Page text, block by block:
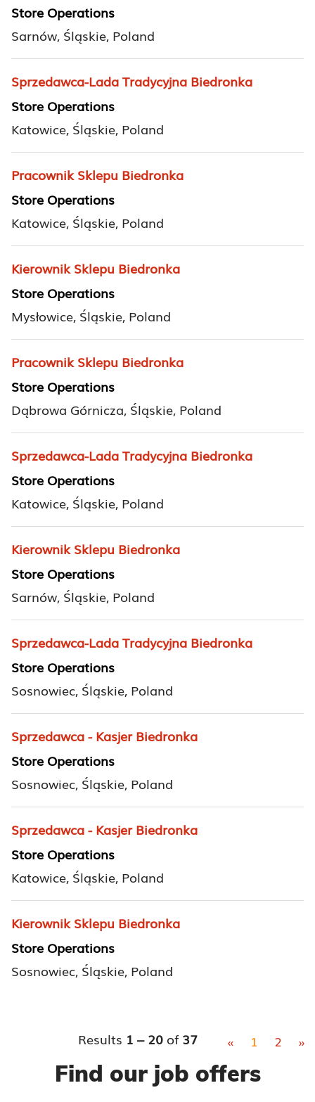
Store Operations
Sarnów, Śląskie, Poland
Sprzedawca-Lada Tradycyjna Biedronka
Store Operations
Katowice, Śląskie, Poland
Pracownik Sklepu Biedronka
Store Operations
Katowice, Śląskie, Poland
Kierownik Sklepu Biedronka
Store Operations
Mysłowice, Śląskie, Poland
Pracownik Sklepu Biedronka
Store Operations
Dąbrowa Górnicza, Śląskie, Poland
Sprzedawca-Lada Tradycyjna Biedronka
Store Operations
Katowice, Śląskie, Poland
Kierownik Sklepu Biedronka
Store Operations
Sarnów, Śląskie, Poland
Sprzedawca-Lada Tradycyjna Biedronka
Store Operations
Sosnowiec, Śląskie, Poland
Sprzedawca - Kasjer Biedronka
Store Operations
Sosnowiec, Śląskie, Poland
Sprzedawca - Kasjer Biedronka
Store Operations
Katowice, Śląskie, Poland
Kierownik Sklepu Biedronka
Store Operations
Sosnowiec, Śląskie, Poland
Results 1 – 20 of 37 « 1 2 »
Find our job offers